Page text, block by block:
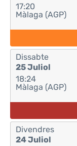
17:20
Màlaga (AGP)
Dissabte
25 Juliol
18:24
Màlaga (AGP)
Divendres
24 Juliol